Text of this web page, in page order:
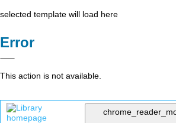
selected template will load here
Error
This action is not available.